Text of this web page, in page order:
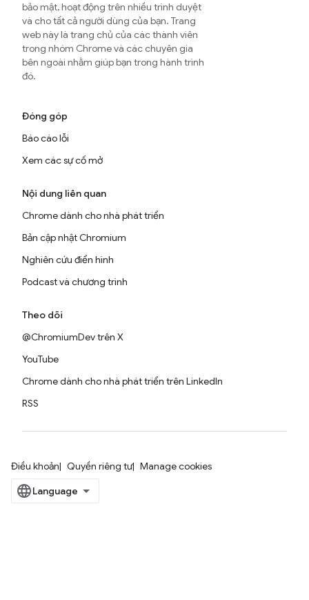
bảo mật, hoạt động trên nhiều trình duyệt
và cho tất cả người dùng của bạn. Trang
web này là trang chủ của các thành viên
trong nhóm Chrome và các chuyên gia
bên ngoài nhằm giúp bạn trong hành trình
đó.
Đóng góp
Báo cáo lỗi
Xem các sự cố mở
Nội dung liên quan
Chrome dành cho nhà phát triển
Bản cập nhật Chromium
Nghiên cứu điển hình
Podcast và chương trình
Theo dõi
@ChromiumDev trên X
YouTube
Chrome dành cho nhà phát triển trên LinkedIn
RSS
Điều khoản Quyền riêng tư Manage cookies